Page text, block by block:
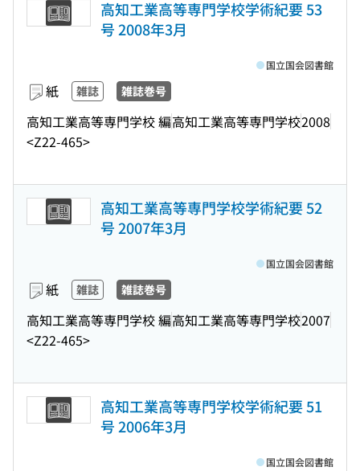
高知工業高等専門学校学術紀要 53
号 2008年3月
紙 雑誌 雑誌巻号
高知工業高等専門学校 編高知工業高等専門学校2008
<Z22-465>
国立国会図書館
高知工業高等専門学校学術紀要 52
号 2007年3月
紙 雑誌 雑誌巻号
高知工業高等専門学校 編高知工業高等専門学校2007
<Z22-465>
国立国会図書館
高知工業高等専門学校学術紀要 51
号 2006年3月
国立国会図書館